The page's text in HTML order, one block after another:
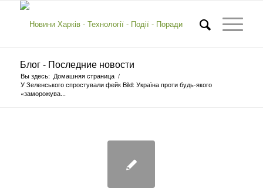
Блог - Последние новости
Вы здесь: Домашняя страница /
У Зеленського спростували фейк Bild: Україна проти будь-якого
«заморожува...